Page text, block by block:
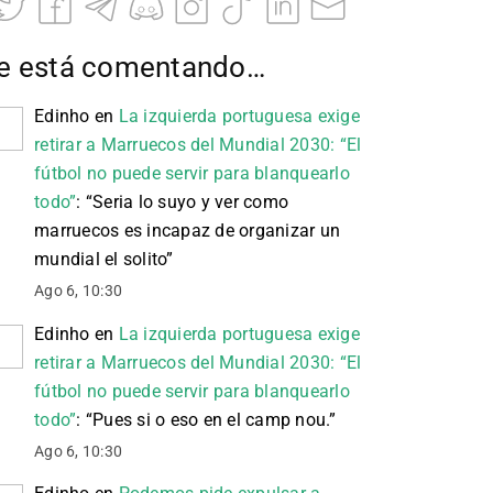
está comentando…
Edinho en La izquierda portuguesa exige
retirar a Marruecos del Mundial 2030: “El
fútbol no puede servir para blanquearlo
todo”: “Seria lo suyo y ver como
marruecos es incapaz de organizar un
mundial el solito”
Ago 6, 10:30
Edinho en La izquierda portuguesa exige
retirar a Marruecos del Mundial 2030: “El
fútbol no puede servir para blanquearlo
todo”: “Pues si o eso en el camp nou.”
Ago 6, 10:30